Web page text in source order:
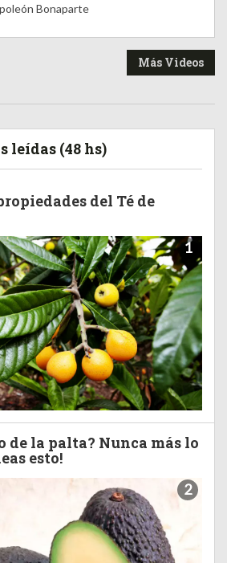
Bonaparte
Más Videos
leídas (48 hs)
del Té de
1
de la palta? Nunca más lo
esto!
2